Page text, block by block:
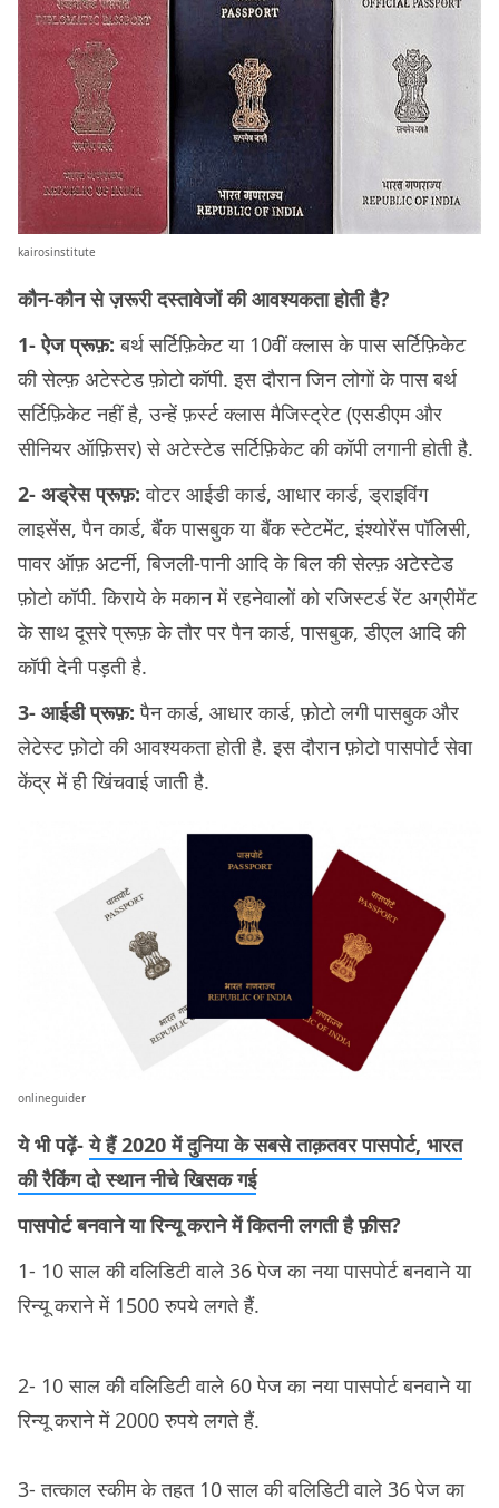
kairosinstitute
कौन-कौन से ज़रूरी दस्तावेजों की आवश्यकता होती है?
1- ऐज प्रूफ़:बर्थ सर्टिफ़िकेट या 10वीं क्लास के पास सर्टिफ़िकेट
की सेल्फ़ अटेस्टेड फ़ोटो कॉपी. इस दौरान जिन लोगों के पास बर्थ
सर्टिफ़िकेट नहीं है, उन्हें फ़र्स्ट क्लास मैजिस्ट्रेट (एसडीएम और
सीनियर ऑफ़िसर) से अटेस्टेड सर्टिफ़िकेट की कॉपी लगानी होती है.
2- अड्रेस प्रूफ़:वोटर आईडी कार्ड, आधार कार्ड, ड्राइविंग
लाइसेंस, पैन कार्ड, बैंक पासबुक या बैंक स्टेटमेंट, इंश्योरेंस पॉलिसी,
पावर ऑफ़ अटर्नी, बिजली-पानी आदि के बिल की सेल्फ़ अटेस्टेड
फ़ोटो कॉपी. किराये के मकान में रहनेवालों को रजिस्टर्ड रेंट अग्रीमेंट
के साथ दूसरे प्रूफ़ के तौर पर पैन कार्ड, पासबुक, डीएल आदि की
कॉपी देनी पड़ती है.
3- आईडी प्रूफ़:पैन कार्ड, आधार कार्ड, फ़ोटो लगी पासबुक और
लेटेस्ट फ़ोटो की आवश्यकता होती है. इस दौरान फ़ोटो पासपोर्ट सेवा
केंद्र में ही खिंचवाई जाती है.
onlineguider
ये भी पढ़ें-ये हैं 2020 में दुनिया के सबसे ताक़तवर पासपोर्ट, भारत
की रैकिंग दो स्थान नीचे खिसक गई
पासपोर्ट बनवाने या रिन्यू कराने में कितनी लगती है फ़ीस?
1- 10 साल की वलिडिटी वाले 36 पेज का नया पासपोर्ट बनवाने या
रिन्यू कराने में 1500 रुपये लगते हैं.
2- 10 साल की वलिडिटी वाले 60 पेज का नया पासपोर्ट बनवाने या
रिन्यू कराने में 2000 रुपये लगते हैं.
3- तत्काल स्कीम के तहत 10 साल की वलिडिटी वाले 36 पेज का